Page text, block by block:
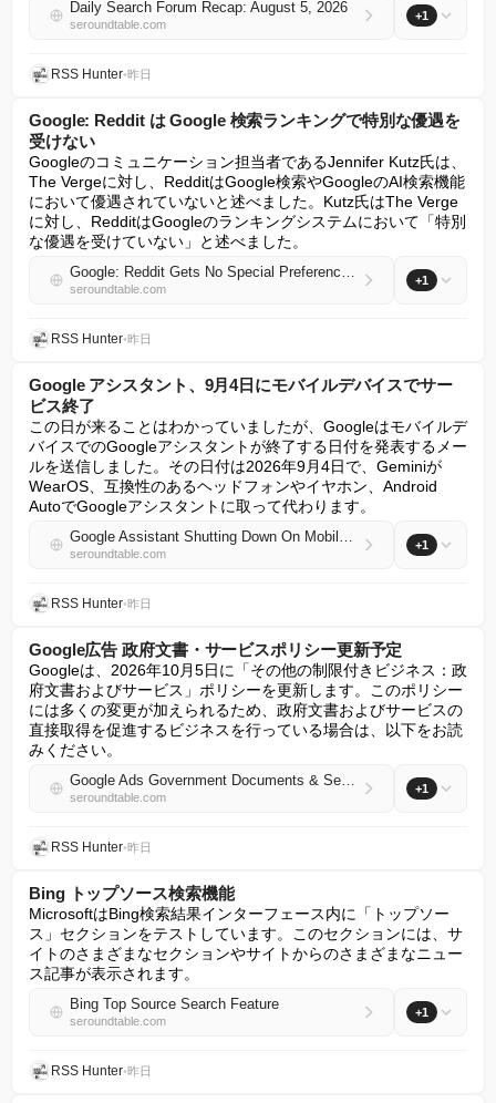
Daily Search Forum Recap: August 5, 2026
seroundtable.com
+1
RSS Hunter•昨日
Google: Reddit は Google 検索ランキングで特別な優遇を
受けない
Googleのコミュニケーション担当者であるJennifer Kutz氏は、
The Vergeに対し、RedditはGoogle検索やGoogleのAI検索機能
において優遇されていないと述べました。Kutz氏はThe Verge
に対し、RedditはGoogleのランキングシステムにおいて「特別
な優遇を受けていない」と述べました。
Google: Reddit Gets No Special Preference In Google Search Rankings
seroundtable.com
+1
RSS Hunter•昨日
Google アシスタント、9月4日にモバイルデバイスでサー
ビス終了
この日が来ることはわかっていましたが、Googleはモバイルデ
バイスでのGoogleアシスタントが終了する日付を発表するメー
ルを送信しました。その日付は2026年9月4日で、Geminiが
WearOS、互換性のあるヘッドフォンやイヤホン、Android
AutoでGoogleアシスタントに取って代わります。
Google Assistant Shutting Down On Mobile Devices On September 4
seroundtable.com
+1
RSS Hunter•昨日
Google広告 政府文書・サービスポリシー更新予定
Googleは、2026年10月5日に「その他の制限付きビジネス：政
府文書およびサービス」ポリシーを更新します。このポリシー
には多くの変更が加えられるため、政府文書およびサービスの
直接取得を促進するビジネスを行っている場合は、以下をお読
みください。
Google Ads Government Documents & Services Policy To Be Updated
seroundtable.com
+1
RSS Hunter•昨日
Bing トップソース検索機能
MicrosoftはBing検索結果インターフェース内に「トップソー
ス」セクションをテストしています。このセクションには、サ
イトのさまざまなセクションやサイトからのさまざまなニュー
ス記事が表示されます。
Bing Top Source Search Feature
seroundtable.com
+1
RSS Hunter•昨日